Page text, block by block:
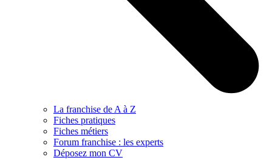
La franchise de A à Z
Fiches pratiques
Fiches métiers
Forum franchise : les experts
Déposez mon CV